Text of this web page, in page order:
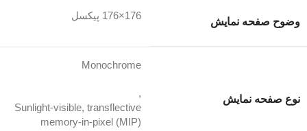
وضوح صفحه نمایش
176×176 پیکسل
نوع صفحه نمایش
Monochrome
,
Sunlight-visible, transflective
memory-in-pixel (MIP)